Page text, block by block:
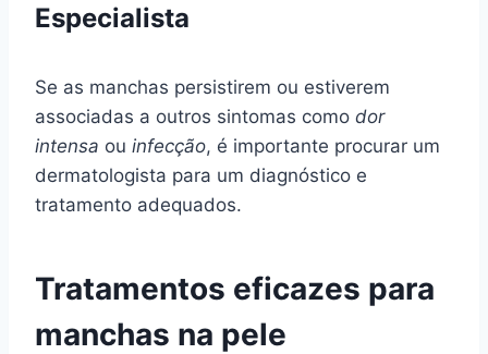
Especialista
Se as manchas persistirem ou estiverem
associadas a outros sintomas como dor
intensa ou infecção, é importante procurar um
dermatologista para um diagnóstico e
tratamento adequados.
Tratamentos eficazes para
manchas na pele